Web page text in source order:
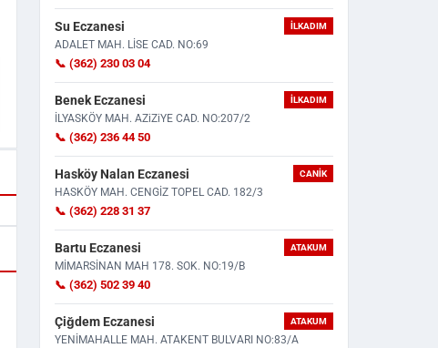
Motosikleti Aldıktan 2 Saat Sonra
Feci Kaza: 22 Yaşındak...
Taziye İçin Bir Araya
Su Eczanesi İLKADIM
ADALET MAH. LİSE CAD. NO:69
📞 (362) 230 03 04
Benek Eczanesi İLKADIM
İLYASKÖY MAH. AZiZiYE CAD. NO:207/2
📞 (362) 236 44 50
Hasköy Nalan Eczanesi CANIK
HASKÖY MAH. CENGİZ TOPEL CAD. 182/3
📞 (362) 228 31 37
Bartu Eczanesi ATAKUM
MİMARSİNAN MAH 178. SOK. NO:19/B
📞 (362) 502 39 40
Çiğdem Eczanesi ATAKUM
YENİMAHALLE MAH. ATAKENT BULVARI NO:83/A